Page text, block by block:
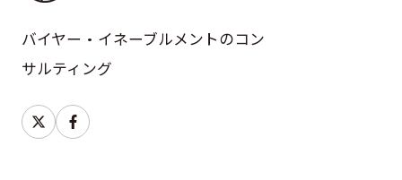
バイヤー・イネーブルメントのコン
サルティング